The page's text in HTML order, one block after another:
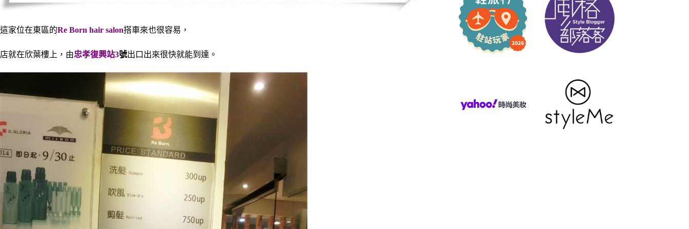
這家位在東區的Re Born hair salon搭車來也很容易 ，
店就在欣葉樓上，由忠孝復興站3號出口出來很快就能到達。